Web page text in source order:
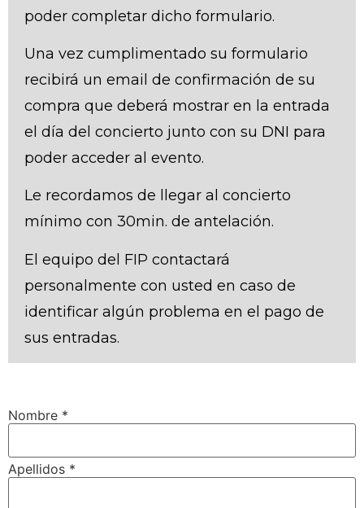
poder completar dicho formulario.
Una vez cumplimentado su formulario
recibirá un email de confirmación de su
compra que deberá mostrar en la entrada
el día del concierto junto con su DNI para
poder acceder al evento.
Le recordamos de llegar al concierto
mínimo con 30min. de antelación.
El equipo del FIP contactará
personalmente con usted en caso de
identificar algún problema en el pago de
sus entradas.
Nombre *
Apellidos *